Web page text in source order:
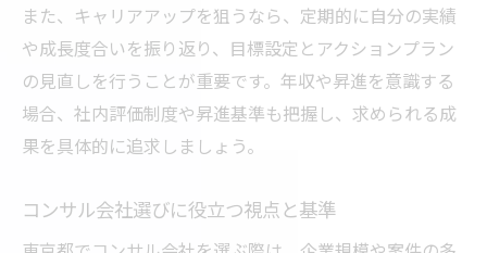
また、キャリアアップを狙うなら、定期的に自分の実績
や成長度合いを振り返り、目標設定とアクションプラン
の見直しを行うことが重要です。年収や昇進を意識する
場合、社内評価制度や昇進基準も把握し、求められる成
果を具体的に追求しましょう。
コンサル会社選びに役立つ視点と基準